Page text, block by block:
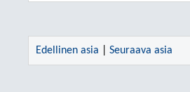
Edellinen asia Seuraava asia